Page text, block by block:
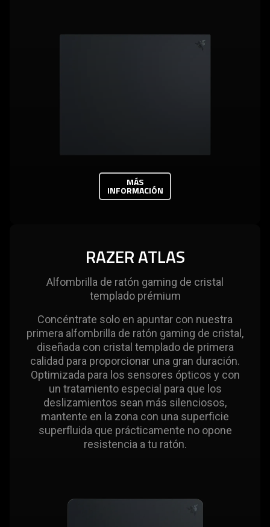
MÁS
INFORMACIÓN
RAZER ATLAS
Alfombrilla de ratón gaming de cristal
templado prémium
Concéntrate solo en apuntar con nuestra
primera alfombrilla de ratón gaming de cristal,
diseñada con cristal templado de primera
calidad para proporcionar una gran duración.
Optimizada para los sensores ópticos y con
un tratamiento especial para que los
deslizamientos sean más silenciosos,
mantente en la zona con una superficie
superfluida que prácticamente no opone
resistencia a tu ratón.